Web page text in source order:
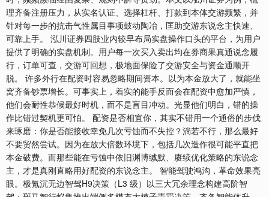
理齐备注册压力，从实名认证、选择杠杆、打款到本体交游频繁，并
针对每一步的抗击气性属目事项鼓动陶冶，匡助交游东说念主快速、
可靠上手。 泓川证券四肢业内较早布局实盘操作口头的平台，为用户
提供了明确的实盘机制。用户每一次买入卖出均在券商果真通说念履
行，订单可查，交游可回想，极地面保险了交游安全与资金通顺开
脱。 许多外行在配资时容易忽略期间资本。以为本金放大了，就能坐
窝齐备钞票增长。可事实上，着实的能手反而会在配资中愈加严慎，
他们会耐性恭候最好时机，而不是盲目冲动。光显他们明白，错的操
作比错过契机更可怕。 配资是否相宜你，其实不错用一个通俗的步伐
来琢磨：你是否能接收幸免几次亏蚀而不失控？淌若不行，那么最好
不要贸然尝试。因为在放大倍数环境下，包括几次造作很可能平直把
本金破费。而那些能在亏蚀中依旧渊博缄默、赓续优化策略的东说念
主，才是真刚直略用好配资的东说念主。 智能驾驶鸿沟，革命效果亮
眼。极氪沉无边智驾H9决策（L3 级）以三大冗余理念构建高阶智